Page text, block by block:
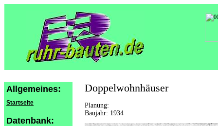
Allgemeines:
Startseite
Datenbank:
Doppelwohnhäuser
Planung:
Baujahr: 1934